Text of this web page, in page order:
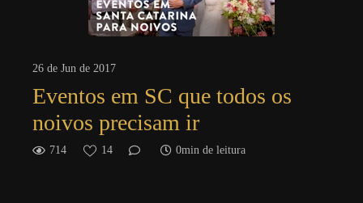
26 de Jun de 2017
Eventos em SC que todos os
noivos precisam ir
714 14 0min de leitura